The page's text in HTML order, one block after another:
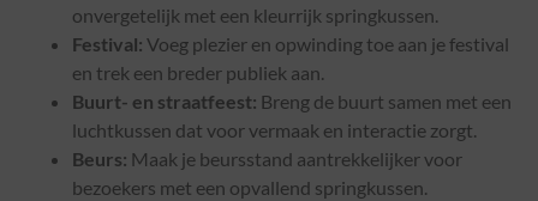
onvergetelijk met een kleurrijk springkussen.
Festival: Voeg plezier en opwinding toe aan je festival
en trek een breder publiek aan.
Buurt- en straatfeest: Breng de buurt samen met een
luchtkussen dat voor vermaak en interactie zorgt.
Beurs: Maak je beursstand aantrekkelijker voor
bezoekers met een opvallend springkussen.